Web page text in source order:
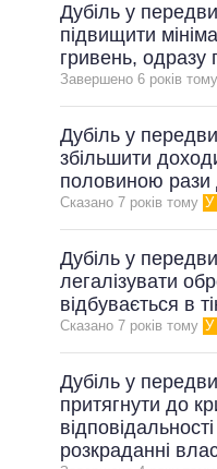
Дубіль у
підвищити
гривень, одразу
Завершено 6 рокiв тому
Дубіль у
збільшити
половиною рази
Сказано 7 рокiв тому У
Дубіль у
легалізувати
відбувається в
Сказано 7 рокiв тому У
Дубіль у
притягнути до
розкраданні